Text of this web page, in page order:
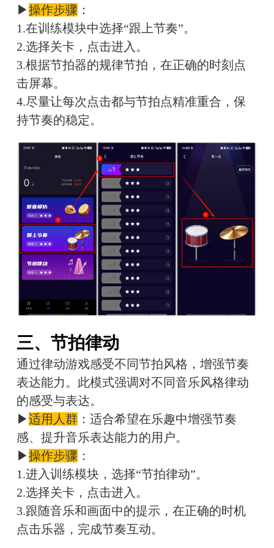
▶操作步骤 ：
1.在训练模块中选择“跟上节奏”。
2.选择关卡，点击进入。
3.根据节拍器的规律节拍，在正确的时刻点
击屏幕。
4.尽量让每次点击都与节拍点精准重合，保
持节奏的稳定。
三、节拍律动
通过律动游戏感受不同节拍风格，增强节奏
表达能力。此模式强调对不同音乐风格律动
的感受与表达。
▶适用人群 ：适合希望在乐趣中增强节奏
感、提升音乐表达能力的用户。
▶操作步骤 ：
1.进入训练模块，选择“节拍律动”。
2.选择关卡，点击进入。
3.跟随音乐和画面中的提示，在正确的时机
点击乐器，完成节奏互动。